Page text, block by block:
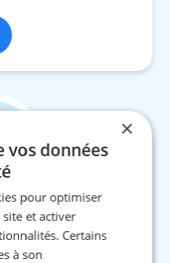
de presse
×
vos données
pour optimiser
et activer
Certains
à son